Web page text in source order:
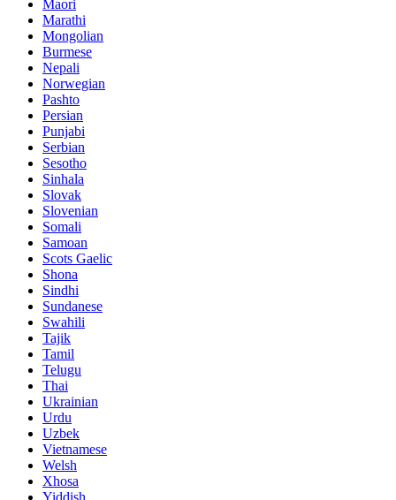
Maori
Marathi
Mongolian
Burmese
Nepali
Norwegian
Pashto
Persian
Punjabi
Serbian
Sesotho
Sinhala
Slovak
Slovenian
Somali
Samoan
Scots Gaelic
Shona
Sindhi
Sundanese
Swahili
Tajik
Tamil
Telugu
Thai
Ukrainian
Urdu
Uzbek
Vietnamese
Welsh
Xhosa